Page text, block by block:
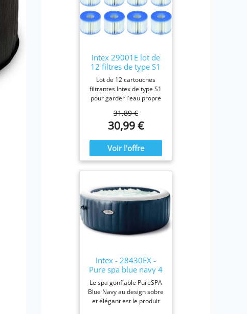
Intex 29001E lot de
12 filtres de type S1
Lot de 12 cartouches
filtrantes Intex de type S1
pour garder l'eau propre
efficacité maximale,
nettoyez les cartouches
remplacez-les une fois par
mois ou plus tôt Il est
fabriqué avec du papier
Dacron résistant facile à
filtration ultime.
Fonctionne avec tous les
modèles Intex PureSpa y
compris 28403E, 28407E,
28443E, 28453E, 28421E,
28423E, 28413E, et
31,89 €
30,99 €
Intex - 28430EX -
Pure spa blue navy 4
places
Le spa gonflable PureSPA
Blue Navy au design sobre
et élégant est le produit